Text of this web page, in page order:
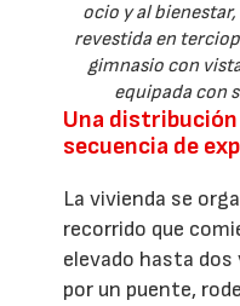
ocio y al
revestida en
gimnasio con
equipada con
Una
secuencia de
La vivienda se
recorrido que
elevado hasta
por un puente,